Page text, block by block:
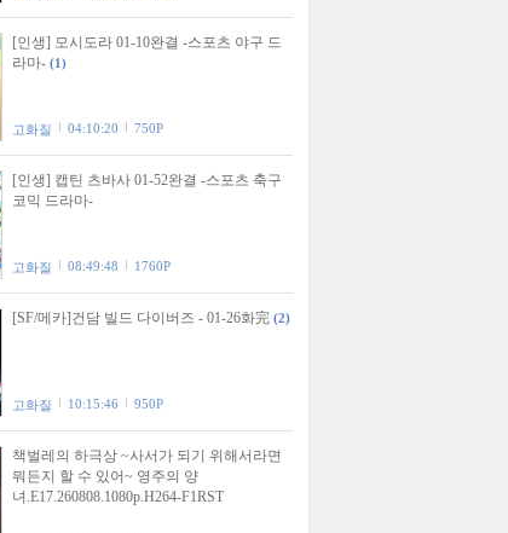
[인생] 모시도라 01-10완결 -스포츠 야구 드
라마- (1)
고화질 04:10:20 750P
[인생] 캡틴 츠바사 01-52완결 -스포츠 축구
코믹 드라마-
고화질 08:49:48 1760P
[SF/메카]건담 빌드 다이버즈 - 01-26화完 (2)
고화질 10:15:46 950P
책벌레의 하극상 ~사서가 되기 위해서라면
뭐든지 할 수 있어~ 영주의 양
녀.E17.260808.1080p.H264-F1RST